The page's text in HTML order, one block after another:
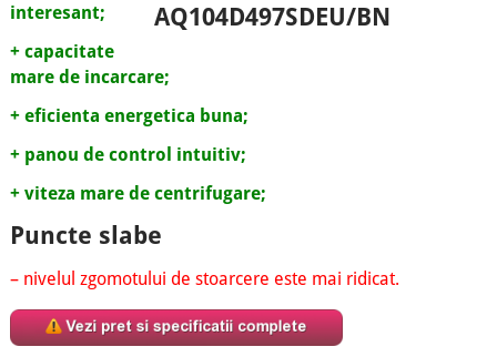
interesant;
+ capacitate
mare de incarcare;
+ eficienta energetica buna;
+ panou de control intuitiv;
+ viteza mare de centrifugare;
Puncte slabe
– nivelul zgomotului de stoarcere este mai ridicat.